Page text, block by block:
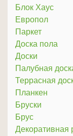
Блок Хаус
Европол
Паркет
Доска пола
Доски
Палубная
Террасная
Планкен
Бруски
Брус
Декоративная